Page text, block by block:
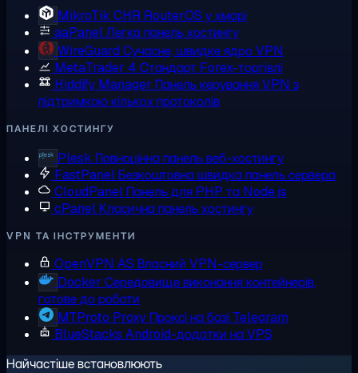
MikroTik CHR RouterOS у хмарі
aaPanelЛегка панель хостингу
WireGuard Сучасне, швидке ядро VPN
MetaTrader 4 Стандарт Forex-торгівлі
Hiddify Manager Панель керування VPN з
підтримкою кількох протоколів
ПАНЕЛІ ХОСТИНГУ
Plesk Повноцінна панель веб-хостингу
FastPanelБезкоштовна швидка панель сервера
CloudPanel Панель для PHP та Node.js
cPanelКласична панель хостингу
VPN ТА ІНСТРУМЕНТИ
OpenVPN AS Власний VPN-сервер
Docker Середовище виконання контейнерів,
готове до роботи
MTProto Proxy Проксі на базі Telegram
BlueStacks Android-додатки на VPS
Найчастіше встановлюють